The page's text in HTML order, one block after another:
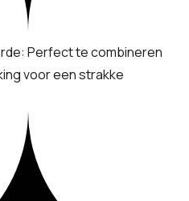
Perfect te combineren
voor een strakke